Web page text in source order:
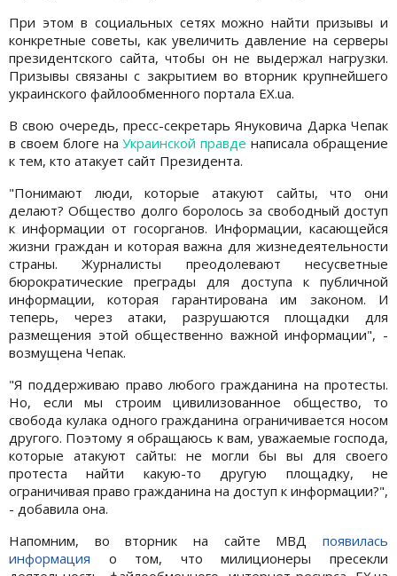
При этом в социальных сетях можно найти призывы и
конкретные советы, как увеличить давление на серверы
президентского сайта, чтобы он не выдержал нагрузки.
Призывы связаны с закрытием во вторник крупнейшего
украинского файлообменного портала ЕХ.ua.
В свою очередь, пресс-секретарь Януковича Дарка Чепак
в своем блоге наУкраинской правде написала обращение
к тем, кто атакует сайт Президента.
"Понимают люди, которые атакуют сайты, что они
делают? Общество долго боролось за свободный доступ
к информации от госорганов. Информации, касающейся
жизни граждан и которая важна для жизнедеятельности
страны. Журналисты преодолевают несусветные
бюрократические преграды для доступа к публичной
информации, которая гарантирована им законом. И
теперь, через атаки, разрушаются площадки для
размещения этой общественно важной информации", -
возмущена Чепак.
"Я поддерживаю право любого гражданина на протесты.
Но, если мы строим цивилизованное общество, то
свобода кулака одного гражданина ограничивается носом
другого. Поэтому я обращаюсь к вам, уважаемые господа,
которые атакуют сайты: не могли бы вы для своего
протеста найти какую-то другую площадку, не
ограничивая право гражданина на доступ к информации?",
- добавила она.
Напомним, во вторник на сайте МВД появилась
информация о том, что милиционеры пресекли